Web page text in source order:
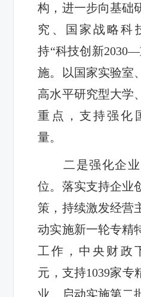
构，进一步向基础
究、国家战略科
持“科技创新
施。以国家实验室
高水平研究型大学
重点，支持强化
量。
二是强化企业
位。落实支持企业
策，持续激发经营
动实施新一轮专精
工作，中央财政
元，支持1039家专
业。启动实施第二